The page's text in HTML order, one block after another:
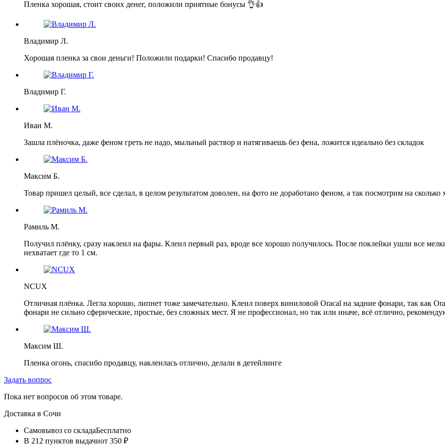
Пленка хорошая, стоит своих денег, положили приятные бонусы 👌👍
Владимир Л.
Хорошая пленка за свои деньги! Положили подарки! Спасибо продавцу!
Владимир Г.
Иван М.
Зашла плёночка, даже феном греть не надо, мыльный раствор и натягиваешь без фена, ложится идеально без складок
Максим Б.
Товар пришел целый, все сделал, в целом результатом доволен, на фото не доработано феном, а так посмотрим на сколько
Рамиль М.
Получил плёнку, сразу наклеил на фары. Клеил первый раз, вроде все хорошо получилось. После поклейки ушли все
нехватает где то 1 см.
NCUX
Отличная плёнка. Легла хорошо, липнет тоже замечательно. Клеил поверх виниловой Oracal на задние фонари, так как
фонари не сильно сферические, простые, без сложных мест. Я не профессионал, но так или иначе, всё отлично,
Максим Ш.
Пленка огонь, спасибо продавцу, наклеилась отлично, делали в детейлинге
Задать вопрос
Пока нет вопросов об этом товаре.
Доставка в Сочи
Самовывоз со складаБесплатно
В 212 пунктов выдачиот 350 ₽